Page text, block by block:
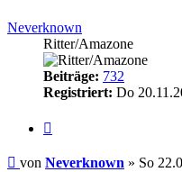
Neverknown
Ritter/Amazone
Beiträge: 732
Registriert: Do
Beitrag
von Neverknown » So